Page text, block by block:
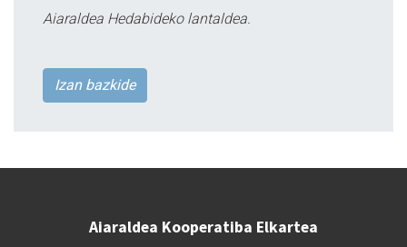
Aiaraldea Hedabideko lantaldea.
Izan bazkide
Aiaraldea Kooperatiba Elkartea